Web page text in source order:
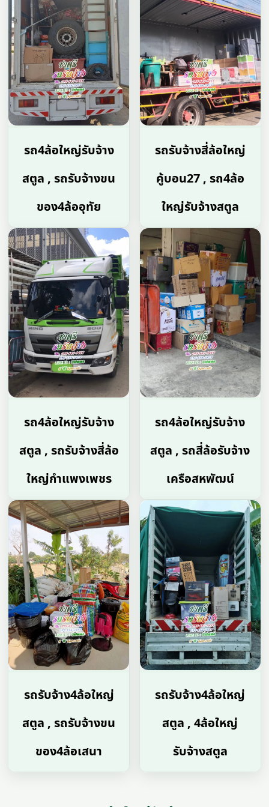
รถ4ล้อใหญ่รับจ้าง
สตูล , รถรับจ้างขน
ของ4ล้ออุทัย
รถรับจ้างสี่ล้อใหญ่
คู้บอน27 , รถ4ล้อ
ใหญ่รับจ้างสตูล
รถ4ล้อใหญ่รับจ้าง
สตูล , รถรับจ้างสี่ล้อ
ใหญ่กําแพงเพชร
รถ4ล้อใหญ่รับจ้าง
สตูล , รถสี่ล้อรับจ้าง
เครือสหพัฒน์
รถรับจ้าง4ล้อใหญ่
สตูล , รถรับจ้างขน
ของ4ล้อเสนา
รถรับจ้าง4ล้อใหญ่
สตูล , 4ล้อใหญ่
รับจ้างสตูล